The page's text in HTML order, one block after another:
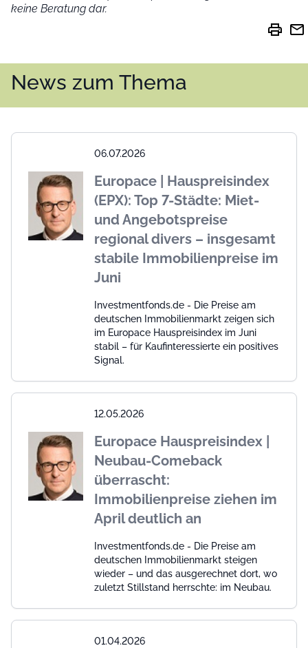
keine Beratung dar.
print mail
News zum Thema
06.07.2026
Europace | Hauspreisindex
(EPX): Top 7-Städte: Miet-
und Angebotspreise
regional divers – insgesamt
stabile Immobilienpreise im
Juni
Investmentfonds.de - Die Preise am
deutschen Immobilienmarkt zeigen sich
im Europace Hauspreisindex im Juni
stabil – für Kaufinteressierte ein positives
Signal.
12.05.2026
Europace Hauspreisindex |
Neubau-Comeback
überrascht:
Immobilienpreise ziehen im
April deutlich an
Investmentfonds.de - Die Preise am
deutschen Immobilienmarkt steigen
wieder – und das ausgerechnet dort, wo
zuletzt Stillstand herrschte: im Neubau.
01.04.2026